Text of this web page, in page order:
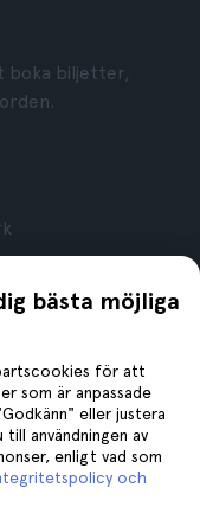
bästa möjliga
för att
som är anpassade
eller justera
användningen av
enligt vad som
och
boka biljetter,
oss på